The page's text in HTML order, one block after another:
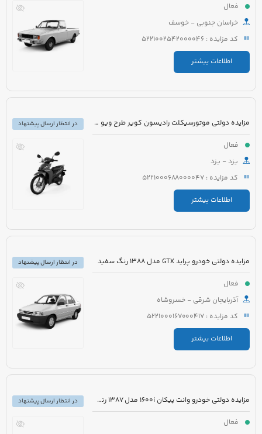
فعال
خراسان جنوبی - خوسف
کد مزایده : 5221002542000046
اطلاعات بیشتر
مزایده دولتی موتورسیکلت رادیسون کویر طرح ویو مدل 1395 رنگ سفید
فعال
یزد - یزد
کد مزایده : 5221000688000047
اطلاعات بیشتر
در انتظار ارسال پیشنهاد
مزایده دولتی خودرو پراید GTX مدل 1388 رنگ سفید
فعال
آذربایجان شرقی - خسروشاه
کد مزایده : 5221000167000417
اطلاعات بیشتر
در انتظار ارسال پیشنهاد
مزایده دولتی خودرو وانت پیکان 1600i مدل 1387 رنگ سفید
فعال
در انتظار ارسال پیشنهاد